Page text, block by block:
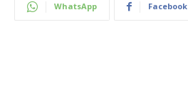
WhatsApp Facebook